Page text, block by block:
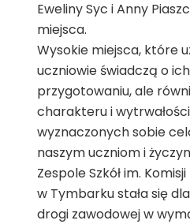
Eweliny Syc i Anny
miejsca.
Wysokie miejsca, które
uczniowie świadczą o
przygotowaniu, ale
charakteru i
wyznaczonych sobie
naszym uczniom i
Zespole Szkół im.
w Tymbarku stała się
drogi zawodowej w